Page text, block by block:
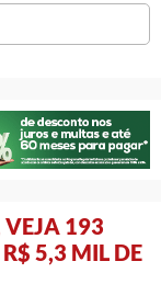
VEJA 193
5,3 MIL DE